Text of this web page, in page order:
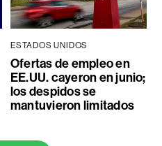
ESTADOS UNIDOS
Ofertas de empleo en
EE.UU. cayeron en junio;
los despidos se
mantuvieron limitados